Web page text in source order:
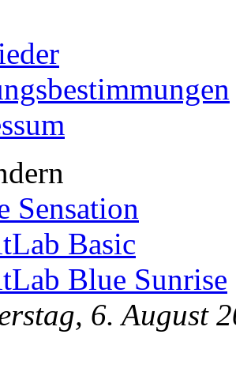
Sensation
Basic
Blue Sunrise
6. August